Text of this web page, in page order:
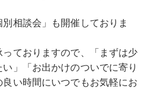
相談会」も開催しておりま
ておりますので、「まずは少
」「お出かけのついでに寄り
い時間にいつでもお気軽にお